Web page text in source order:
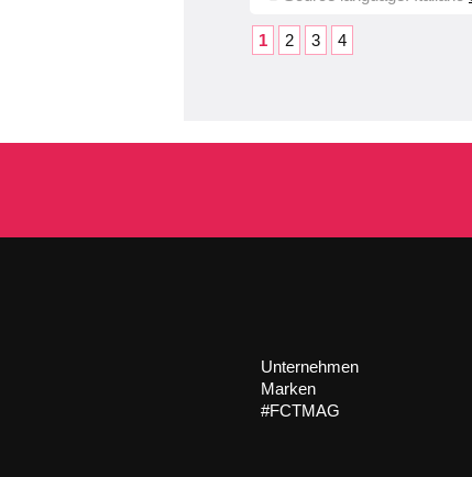
1 2 3 4
Unternehmen
Marken
#FCTMAG